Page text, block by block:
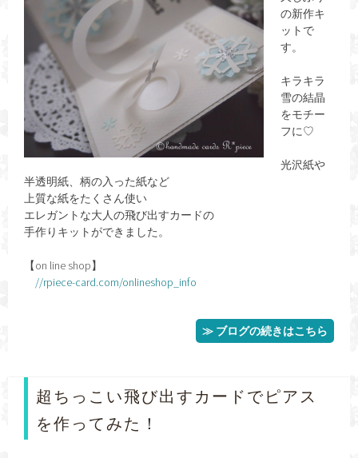
の新作キ
ットで
す。
キラキラ
雪の結晶
をモチー
フに♡
光沢紙や
半透明紙、柄の入った紙など
上質な紙をたくさん使い
エレガントな大人の飛び出すカードの
手作りキットができました。
【on line shop】
//rpiece-card.com/onlineshop_info
≫ ブログの続きはこちら
超ちっこい飛び出すカードでピアス
を作ってみた！